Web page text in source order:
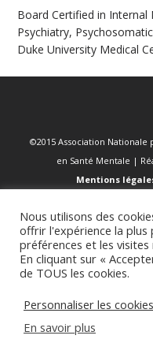
Board Certified in Internal
Psychiatry,
Duke University Medical
©2015 Association
en Santé Mentale |
Mentions
Nous utilisons des
offrir l'expérience la
préférences et les visites
En cliquant sur «
de TOUS les cookies.
Personnaliser les cookies
En savoir plus